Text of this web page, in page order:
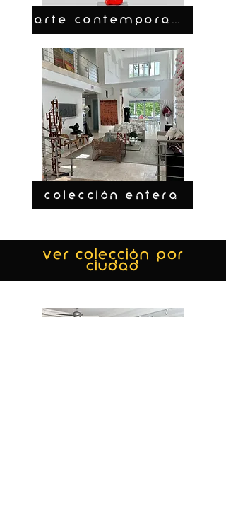
ARTE CONTEMPORANEO
COLECCIÓN ENTERA
ver colección por
ciudad